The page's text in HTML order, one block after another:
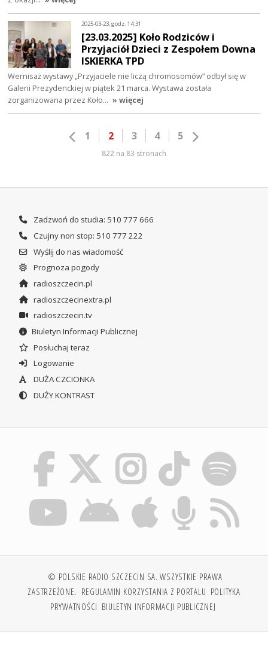
2025-03-23, godz. 14:31
[23.03.2025] Koło Rodziców i
Przyjaciół Dzieci z Zespołem Downa
ISKIERKA TPD
Wernisaż wystawy „Przyjaciele nie liczą chromosomów” odbył się w
Galerii Prezydenckiej w piątek 21 marca. Wystawa została
zorganizowana przez Koło… » więcej
1 2 3 4 5
822 na 83 stronach
Zadzwoń do studia: 510 777 666
Czujny non stop: 510 777 222
Wyślij do nas wiadomość
Prognoza pogody
radioszczecin.pl
radioszczecinextra.pl
radioszczecin.tv
Biuletyn Informacji Publicznej
Posłuchaj teraz
Logowanie
DUŻA CZCIONKA
DUŻY KONTRAST
© POLSKIE RADIO SZCZECIN SA. WSZYSTKIE PRAWA
ZASTRZEŻONE. REGULAMIN KORZYSTANIA Z PORTALU POLITYKA
PRYWATNOŚCI BIULETYN INFORMACJI PUBLICZNEJ